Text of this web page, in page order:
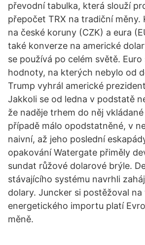
převodní tabulka, která slouží
přepočet TRX na tradiční měny.
na české koruny (CZK) a eura
také konverze na americké
se používá po celém světě.
hodnoty, na kterých nebylo od
Trump vyhrál americké
Jakkoli se od ledna v podstatě
že naděje trhem do něj
případě málo opodstatněné, v
naivní, až jeho poslední
opakování Watergate přiměly
sundat růžové dolarové brýle.
stávajícího systému navrhli
dolary. Juncker si postěžoval na
energetického importu platí
měně.